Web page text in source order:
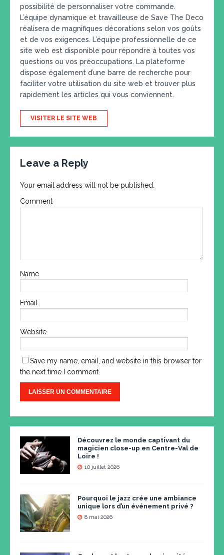
possibilité de personnaliser votre commande.
L’équipe dynamique et travailleuse de Save The Deco
réalisera de magnifiques décorations selon vos goûts
et de vos exigences. L’équipe professionnelle de ce
site web est disponible pour répondre à toutes vos
questions ou vos préoccupations. La plateforme
dispose également d’une barre de recherche pour
faciliter votre utilisation du site web et trouver plus
rapidement les articles qui vous conviennent.
VISITER LE SITE WEB
Leave a Reply
Your email address will not be published.
Comment
Name
Email
Website
Save my name, email, and website in this browser for
the next time I comment.
Découvrez le monde captivant du
magicien close-up en Centre-Val de
Loire !
10 juillet 2026
Pourquoi le jazz crée une ambiance
unique lors d’un événement privé ?
8 mai 2026